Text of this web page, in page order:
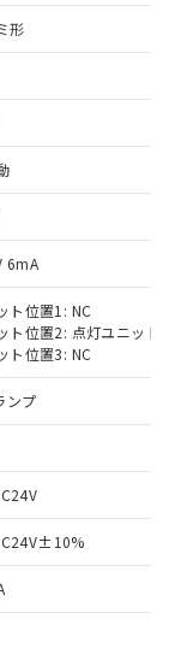
形
6mA
ト位置1: NC
ト位置2: 点灯ユニット
ト位置3: NC
ンプ
質）の
商品で